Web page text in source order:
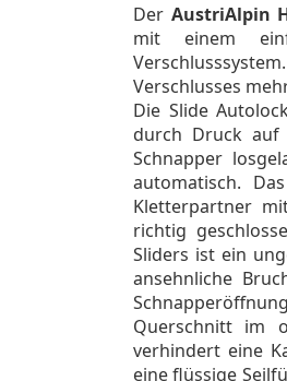
Der AustriAlpin
mit einem
Verschlusses
Die Slide
durch Druck auf
Schnapper
automatisch.
Kletterpartner
richtig
Sliders ist ein
ansehnliche
Querschnitt im
verhindert eine
eine flüssige